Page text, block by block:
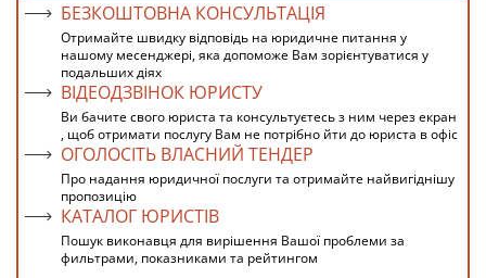
БЕЗКОШТОВНА КОНСУЛЬТАЦІЯ
Отримайте швидку відповідь на юридичне питання у
нашому месенджері, яка допоможе Вам зорієнтуватися у
подальших діях
ВІДЕОДЗВІНОК ЮРИСТУ
Ви бачите свого юриста та консультуєтесь з ним через екран
, щоб отримати послугу Вам не потрібно йти до юриста в офіс
ОГОЛОСІТЬ ВЛАСНИЙ ТЕНДЕР
Про надання юридичної послуги та отримайте найвигіднішу
пропозицію
КАТАЛОГ ЮРИСТІВ
Пошук виконавця для вирішення Вашої проблеми за
фильтрами, показниками та рейтингом